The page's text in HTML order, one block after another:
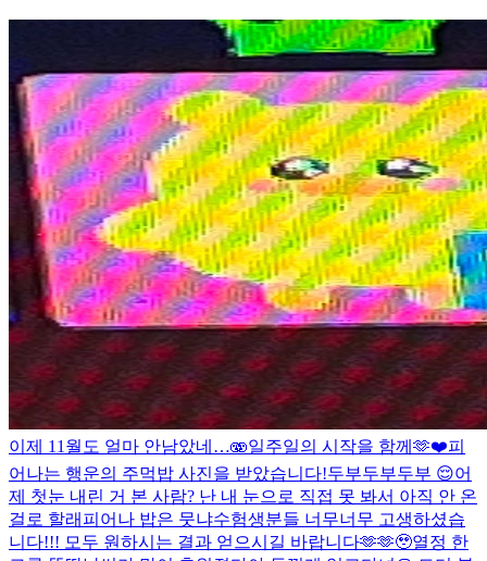
이제 11월도 얼마 안남았네…🫨일주일의 시작을 함께🫶❤️피
어나는 행운의 주먹밥 사진을 받았습니다!두부두부두부 😌어
제 첫눈 내린 거 본 사람? 난 내 눈으로 직접 못 봐서 아직 안 온
걸로 할래 피어나 밥은 뭇냐수험생분들 너무너무 고생하셨습
니다!!! 모두 원하시는 결과 얻으시길 바랍니다🫶🫶🥹열정 한